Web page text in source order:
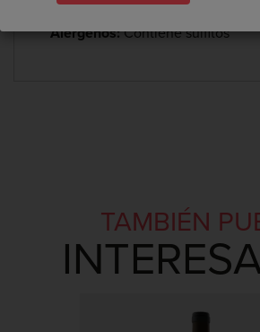
con...Alérgenos:Contiene sulfitos
TAMBIÉN